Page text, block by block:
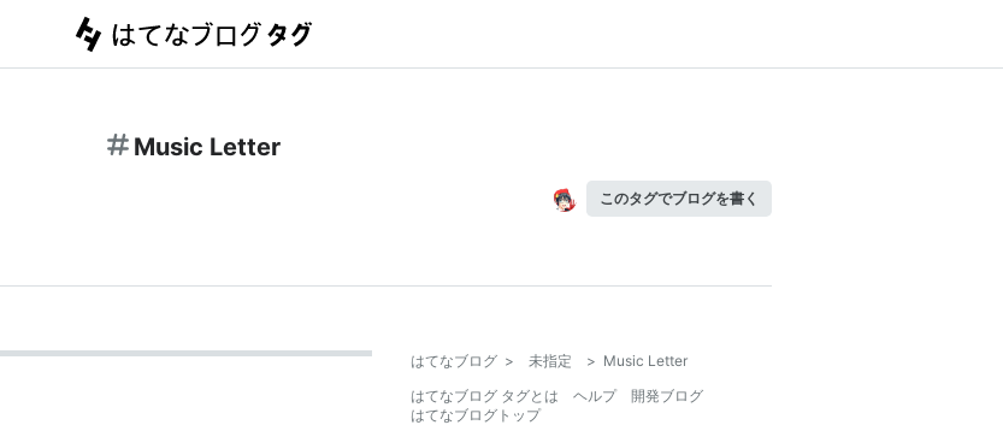
Music Letter
このタグでブログを書く
はてなブログ > 未指定 > Music Letter
はてなブログ タグとは
ヘルプ
開発ブログ
はてなブログトップ